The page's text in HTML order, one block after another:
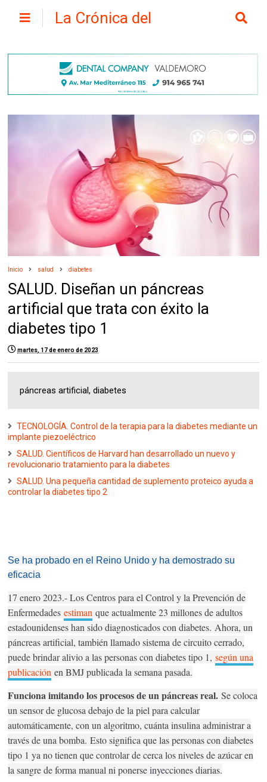
La Crónica del
Inicio salud diabetes
SALUD. Diseñan un páncreas
artificial que trata con éxito la
diabetes tipo 1
martes, 17 de enero de 2023
páncreas artificial, diabetes
TECNOLOGÍA. Control de la terapia para la diabetes mediante un
implante piezoeléctrico
SALUD. Científicos de Harvard han desarrollado un nuevo y
revolucionario tratamiento para la diabetes
SALUD. Una pequeña cantidad de suplemento proteico ayuda a
controlar la diabetes tipo 2
Se ha probado en el Reino Unido y ha demostrado su
eficacia
17 enero 2023.- Los Centros para el Control y la Prevención de
Enfermedadesestiman que actualmente 23 millones de adultos
estadounidenses han sido diagnosticados con diabetes. Ahora, un
páncreas artificial, también llamado sistema de circuito cerrado,
puede brindar alivio a las personas con diabetes tipo 1,según una
publicación en BMJ publicada la semana pasada.
Funciona imitando los procesos de un páncreas real. Se coloca
un sensor de glucosa debajo de la piel para calcular
automáticamente, con un algoritmo, cuánta insulina administrar a
través de una bomba.Esto significa que las personas con diabetes
tipo 1 ya no tienen que controlar de cerca los niveles de azúcar en
la sangre de forma manual ni ponerse inyecciones diarias.